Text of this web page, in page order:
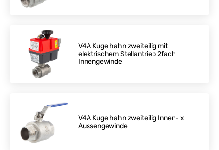
V4A Kugelhahn zweiteilig mit
elektrischem Stellantrieb 2fach
Innengewinde
V4A Kugelhahn zweiteilig Innen- x
Aussengewinde